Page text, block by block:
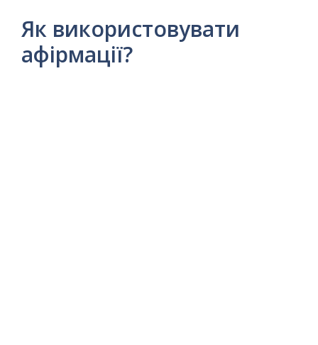
Як використовувати
афірмації?